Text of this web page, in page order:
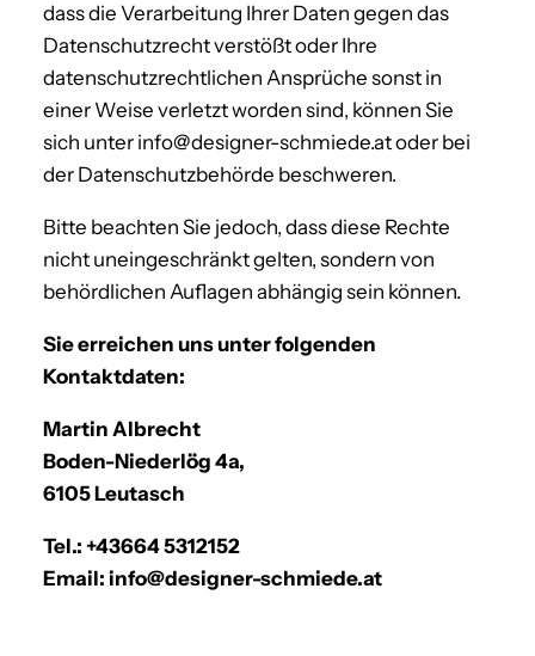
dass die Verarbeitung Ihrer Daten gegen das
Datenschutzrecht verstößt oder Ihre
datenschutzrechtlichen Ansprüche sonst in
einer Weise verletzt worden sind, können Sie
sich unter info@designer-schmiede.at oder bei
der Datenschutzbehörde beschweren.
Bitte beachten Sie jedoch, dass diese Rechte
nicht uneingeschränkt gelten, sondern von
behördlichen Auflagen abhängig sein können.
Sie erreichen uns unter folgenden
Kontaktdaten:
Martin Albrecht
Boden-Niederlög 4a,
6105 Leutasch
Tel.: +43664 5312152
Email: info@designer-schmiede.at